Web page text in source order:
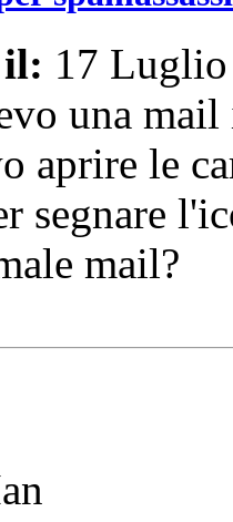
il: 17
una
aprire le
segnare
mail?